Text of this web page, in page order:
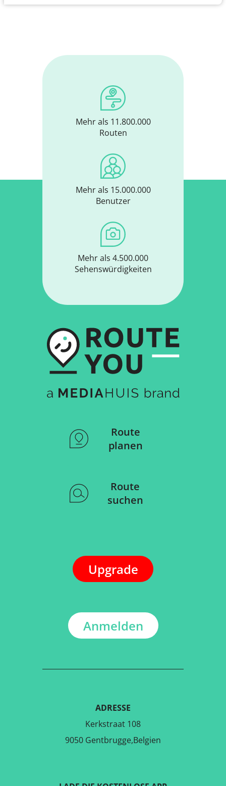
Mehr als 11.800.000
Routen
Mehr als 15.000.000
Benutzer
Mehr als 4.500.000
Sehenswürdigkeiten
Route
planen
Route
suchen
Upgrade
Anmelden
ADRESSE
Kerkstraat 108
9050 Gentbrugge,Belgien